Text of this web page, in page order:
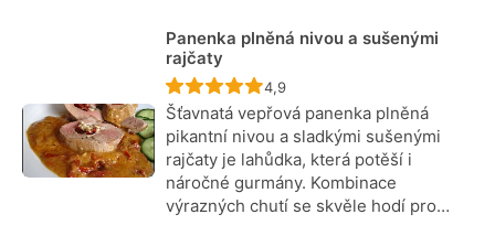
Panenka plněná nivou a sušenými
rajčaty
Recept ještě nebyl hodnocen
4,9
Šťavnatá vepřová panenka plněná
pikantní nivou a sladkými sušenými
rajčaty je lahůdka, která potěší i
náročné gurmány. Kombinace
výrazných chutí se skvěle hodí pro…